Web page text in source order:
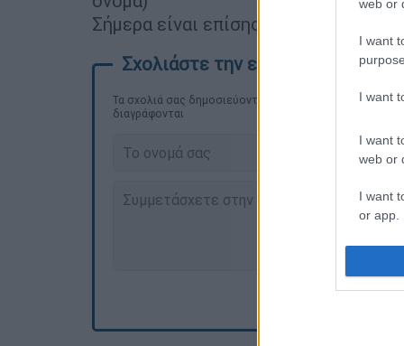
web or
I want
I want
I want
web or
I want
or app.
I want
I want
Σήμερα είναι επίσης:
Τα σχολιά σας δημοσιεύονται άμεσα με δική σας
διαγράφονται